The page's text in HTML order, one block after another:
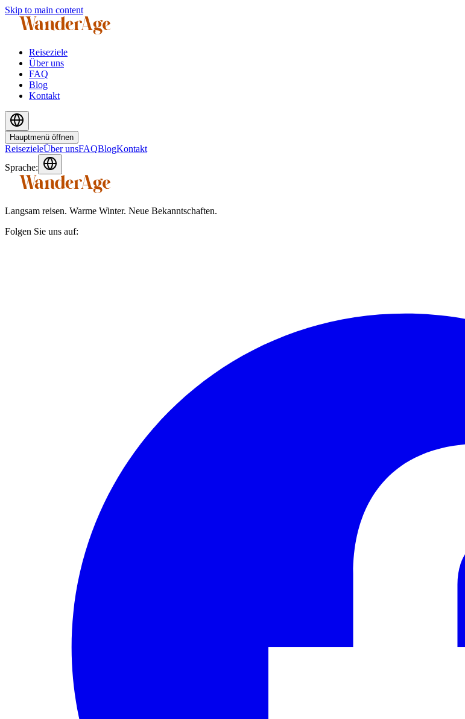
Skip to main content
Reiseziele
Über uns
FAQ
Blog
Kontakt
Hauptmenü öffnen
ReisezieleÜber unsFAQBlogKontakt
Sprache:
Langsam reisen. Warme Winter. Neue Bekanntschaften.
Folgen Sie uns auf: